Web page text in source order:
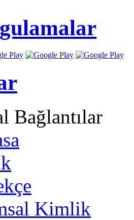
Bağlantılar
Kimlik